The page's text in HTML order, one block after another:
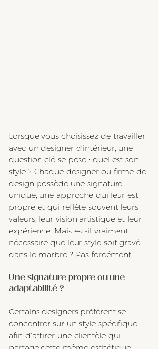
Lorsque vous choisissez de travailler
avec un designer d’intérieur, une
question clé se pose : quel est son
style ? Chaque designer ou firme de
design possède une signature
unique, une approche qui leur est
propre et qui reflète souvent leurs
valeurs, leur vision artistique et leur
expérience. Mais est-il vraiment
nécessaire que leur style soit gravé
dans le marbre ? Pas forcément.
Une signature propre ou une
adaptabilité ?
Certains designers préfèrent se
concentrer sur un style spécifique
afin d’attirer une clientèle qui